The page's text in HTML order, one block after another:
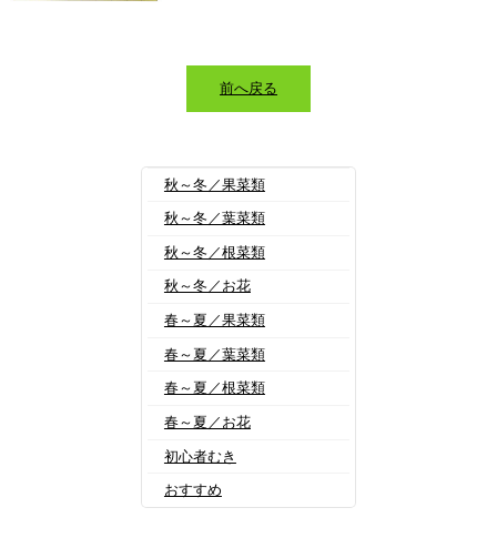
前へ戻る
秋～冬／果菜類
秋～冬／葉菜類
秋～冬／根菜類
秋～冬／お花
春～夏／果菜類
春～夏／葉菜類
春～夏／根菜類
春～夏／お花
初心者むき
おすすめ